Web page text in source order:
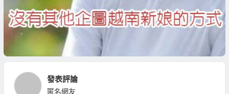
發表評論
匿名網友